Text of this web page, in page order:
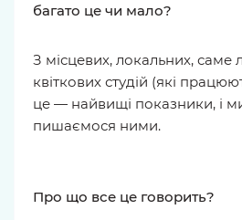
багато це чи мало?
З місцевих, локальних, саме
квіткових студій (які
це — найвищі показники, і
пишаємося ними.
Про що все це говорить?